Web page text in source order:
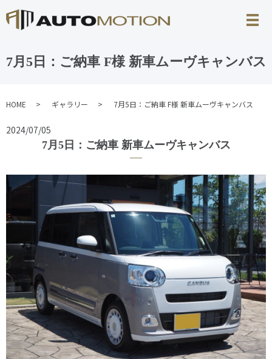
7月5日：ご納車 F様 新車ムーヴキャンバス
HOME ギャラリー 7月5日：ご納車 F様 新車ムーヴキャンバス
2024/07/05
7月5日：ご納車 新車ムーヴキャンバス